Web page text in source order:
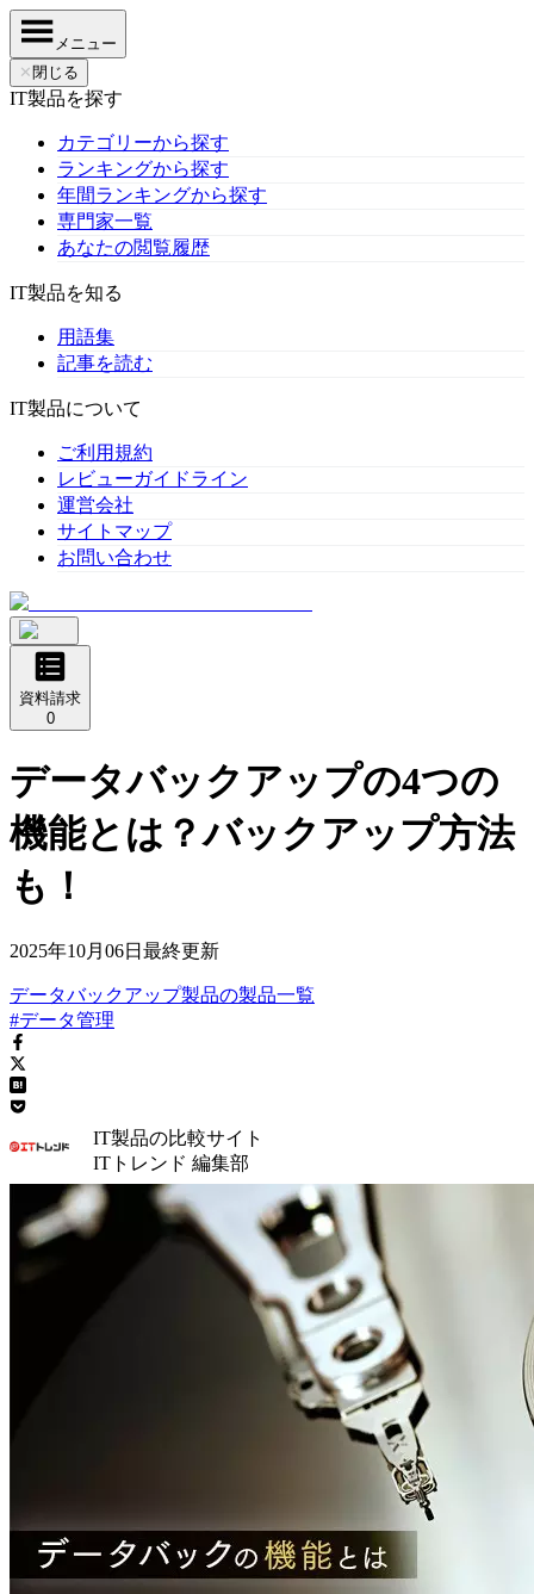
メニュー
✕ 閉じる
IT製品を探す
カテゴリーから探す
ランキングから探す
年間ランキングから探す
専門家一覧
あなたの閲覧履歴
IT製品を知る
用語集
記事を読む
IT製品について
ご利用規約
レビューガイドライン
運営会社
サイトマップ
お問い合わせ
資料請求
0
データバックアップの4つの
機能とは？バックアップ方法
も！
2025年10月06日 最終更新
データバックアップ製品の製品一覧
#データ管理
IT製品の比較サイト
ITトレンド 編集部